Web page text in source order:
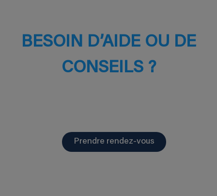
BESOIN D’AIDE OU DE
CONSEILS ?
Prendre rendez-vous